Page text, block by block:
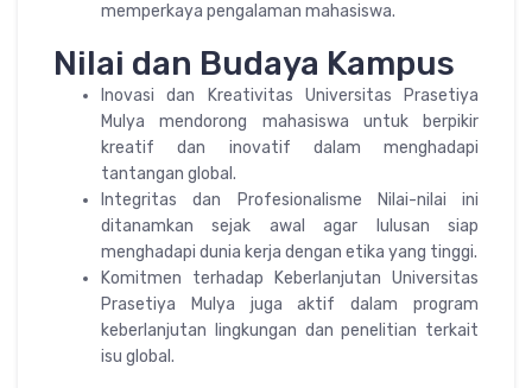
memperkaya pengalaman mahasiswa.
Nilai dan Budaya Kampus
Inovasi dan Kreativitas Universitas Prasetiya
Mulya mendorong mahasiswa untuk berpikir
kreatif dan inovatif dalam menghadapi
tantangan global.
Integritas dan Profesionalisme Nilai-nilai ini
ditanamkan sejak awal agar lulusan siap
menghadapi dunia kerja dengan etika yang tinggi.
Komitmen terhadap Keberlanjutan Universitas
Prasetiya Mulya juga aktif dalam program
keberlanjutan lingkungan dan penelitian terkait
isu global.